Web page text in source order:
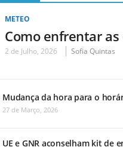
METEO
Como enfrentar
2 de Julho, 2026 Sofia Quintas
Mudança da hora para o
27 de Março, 2026
UE e GNR aconselham kit de